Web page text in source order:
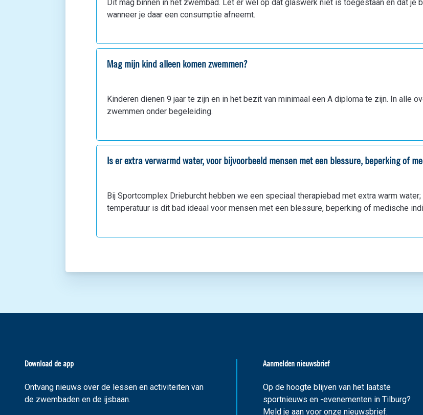
Dit mag binnen in het zwembad. Let er wel op dat glaswerk niet is toegestaan en dat je
wanneer je daar een consumptie afneemt.
Mag mijn kind alleen komen zwemmen?
Kinderen dienen 9 jaar te zijn en in het bezit van minimaal een A diploma te zijn. In alle
zwemmen onder begeleiding.
Is er extra verwarmd water, voor bijvoorbeeld mensen met een blessure, beperking of
Bij Sportcomplex Drieburcht hebben we een speciaal therapiebad met extra warm
temperatuur is dit bad ideaal voor mensen met een blessure, beperking of medische
Download de app
Ontvang nieuws over de lessen en activiteiten van
de zwembaden en de ijsbaan.
Aanmelden nieuwsbrief
Op de hoogte blijven van het laatste
sportnieuws en -evenementen in Tilburg?
Meld je aan voor onze nieuwsbrief.